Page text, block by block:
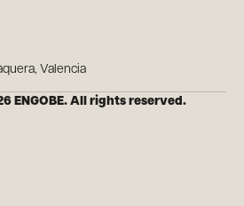
Valencia
ENGOBE. All rights reserved.